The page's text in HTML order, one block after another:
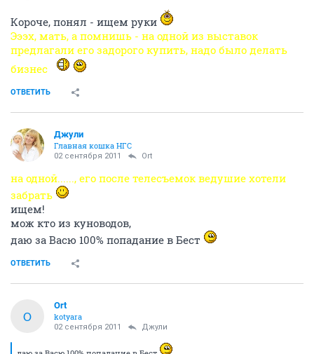
Короче, понял - ищем руки
Эээх, мать, а помнишь - на одной из выставок
предлагали его задорого купить, надо было делать
бизнес
ОТВЕТИТЬ
Джули
Главная кошка НГС
02 сентября 2011 Ort
на одной......, его после телесъемок ведушие хотели
забрать
ищем!
мож кто из куноводов,
даю за Васю 100% попадание в Бест
ОТВЕТИТЬ
O
Ort
kotyara
02 сентября 2011 Джули